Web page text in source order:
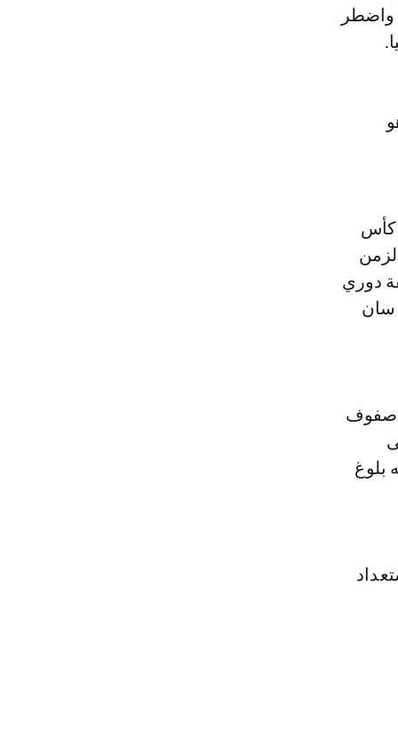
واضطر
كأس
دوري
سان
صفوف
حتى
له بلوغ